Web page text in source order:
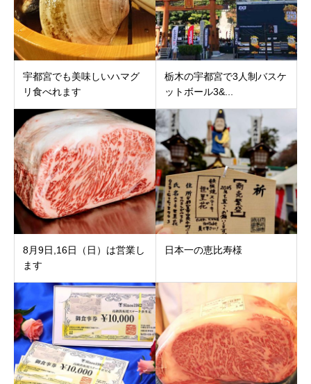
宇都宮でも美味しいハマグ
リ食べれます
栃木の宇都宮で3人制バスケ
ットボール3&...
8月9日,16日（日）は営業し
ます
日本一の恵比寿様